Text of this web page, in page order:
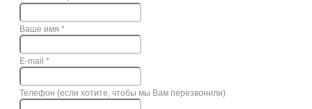
Ваше имя *
E-mail *
Телефон (если хотите, чтобы мы Вам перезвонили)